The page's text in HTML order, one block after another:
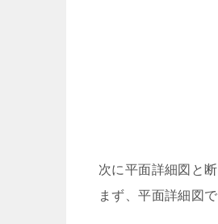
次に平面詳細図と
まず、平面詳細図